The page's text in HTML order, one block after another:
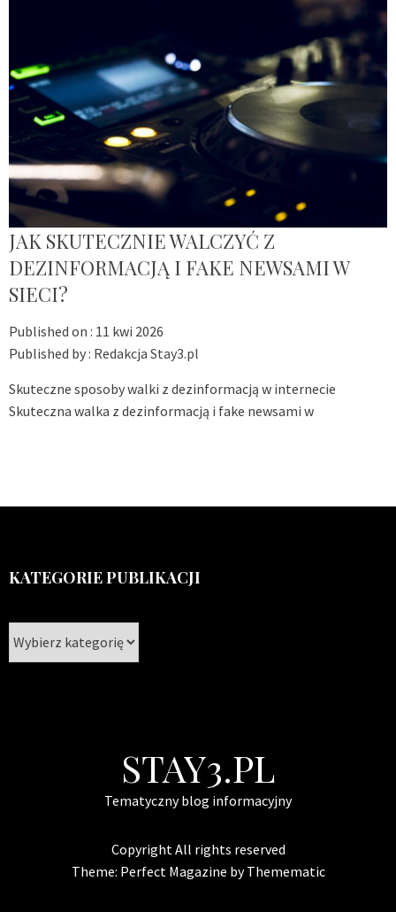
JAK SKUTECZNIE WALCZYĆ Z
DEZINFORMACJĄ I FAKE NEWSAMI W
SIECI?
Published on : 11 kwi 2026
Published by : Redakcja Stay3.pl
Skuteczne sposoby walki z dezinformacją w internecie
Skuteczna walka z dezinformacją i fake newsami w
KATEGORIE PUBLIKACJI
publikacji
STAY3.PL
Tematyczny blog informacyjny
Copyright All rights reserved
Theme: Perfect Magazine byThemematic